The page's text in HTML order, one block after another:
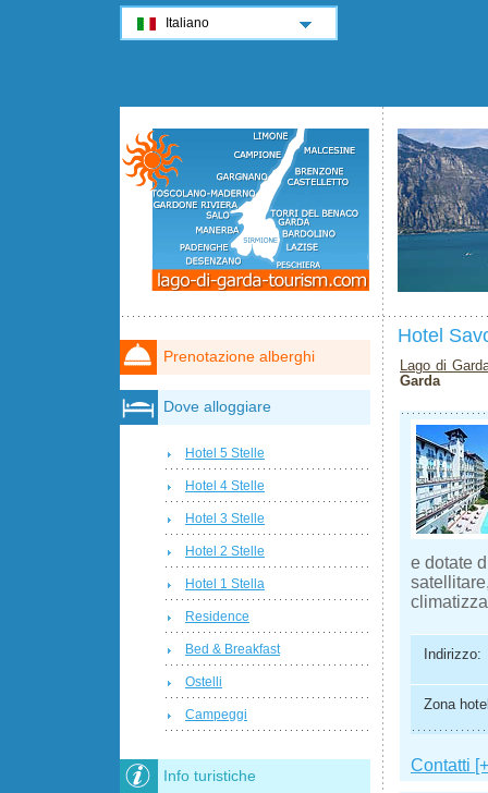
Hotel
Lago di
Garda
e dotate
Indirizzo:
Zona
Contatti
Prenotazione alberghi
Dove alloggiare
Hotel 5 Stelle
Hotel 4 Stelle
Hotel 3 Stelle
Hotel 2 Stelle
Hotel 1 Stella
Residence
Bed & Breakfast
Ostelli
Campeggi
Info turistiche
Italiano